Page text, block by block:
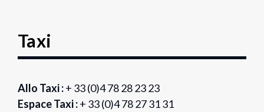
Taxi
Allo Taxi :+ 33 (0)4 78 28 23 23
Espace Taxi :+ 33 (0)4 78 27 31 31